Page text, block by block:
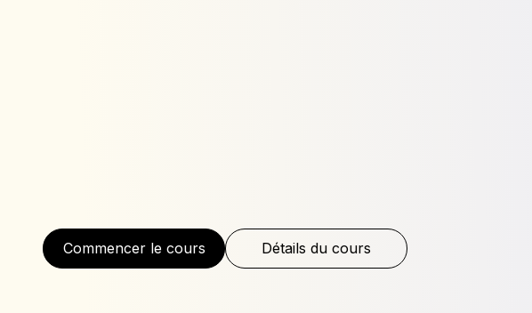
Commencer le cours Détails du cours